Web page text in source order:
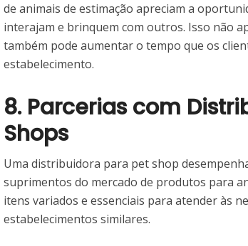
de animais de estimação apreciam a
interajam e brinquem com outros. Isso não
também pode aumentar o tempo que os
estabelecimento.
8. Parcerias com
Shops
Uma distribuidora para pet shop
suprimentos do mercado de produtos para
itens variados e essenciais para atender às
estabelecimentos similares.